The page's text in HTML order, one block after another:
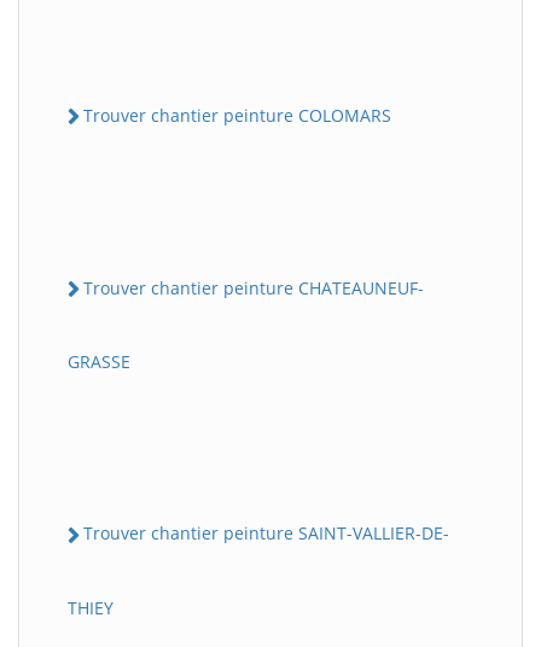
Trouver chantier peinture COLOMARS
Trouver chantier peinture CHATEAUNEUF-
GRASSE
Trouver chantier peinture SAINT-VALLIER-DE-
THIEY